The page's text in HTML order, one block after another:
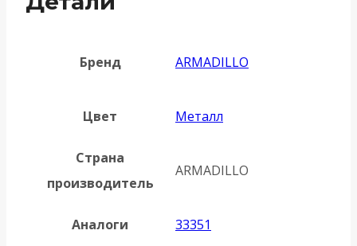
Бренд ARMADILLO
Цвет Металл
Страна
производитель
ARMADILLO
Аналоги 33351